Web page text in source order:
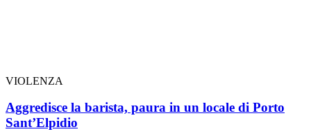
VIOLENZA
Aggredisce la barista, paura in un locale di Porto
Sant’Elpidio